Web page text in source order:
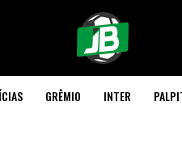
GRÊMIO INTER